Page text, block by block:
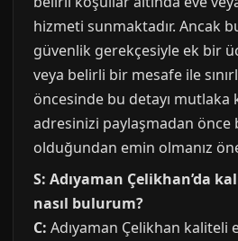
hizmeti sunmaktadır. Ancak
güvenlik gerekçesiyle ek bir
veya belirli bir mesafe ile
öncesinde bu detayı mutlaka
adresinizi paylaşmadan önce
olduğundan emin olmanız
S: Adıyaman Çelikhan’da
nasıl bulurum?
C: Adıyaman Çelikhan kaliteli